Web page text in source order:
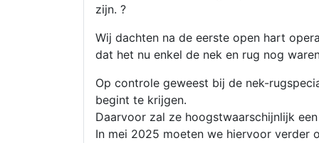
zijn. ?
Wij dachten na de eerste open hart
dat het nu enkel de nek en rug nog
Op controle geweest bij de nek-
begint te krijgen.
Daarvoor zal ze hoogstwaarschijnlijk
In mei 2025 moeten we hiervoor verder